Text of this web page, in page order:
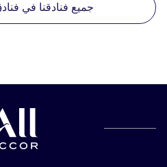
جميع فنادقنا في